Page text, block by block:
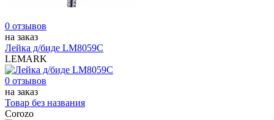
0 отзывов
на заказ
Лейка д/биде LM8059C
LEMARK
0 отзывов
на заказ
Товар без названия
Corozo